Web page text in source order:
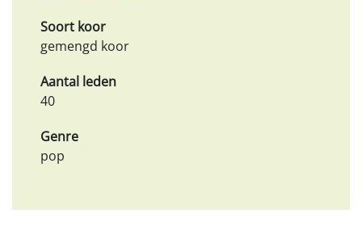
Soort koor
gemengd koor
Aantal leden
40
Genre
pop